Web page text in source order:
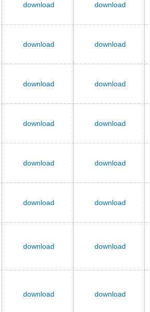
download download
download download
download download
download download
download download
download download
download download
download download